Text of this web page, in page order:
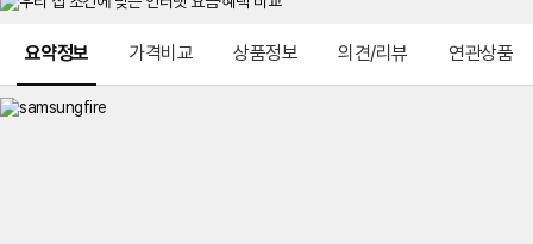
요약정보 가격비교 상품정보 의견/리뷰 연관상품